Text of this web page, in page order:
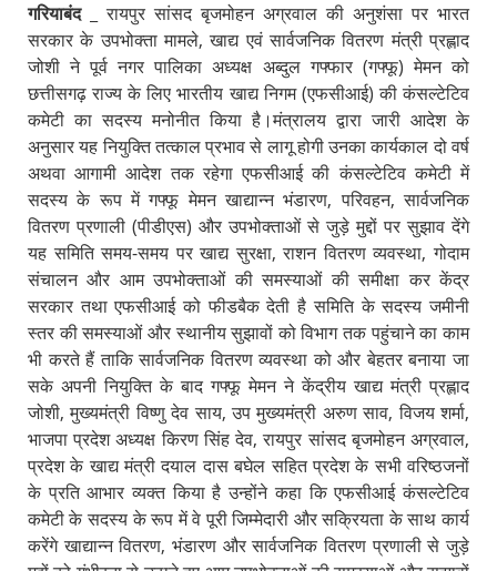
गरियाबंद_ रायपुर सांसद बृजमोहन अग्रवाल की अनुशंसा पर भारत
सरकार के उपभोक्ता मामले, खाद्य एवं सार्वजनिक वितरण मंत्री प्रह्लाद
जोशी ने पूर्व नगर पालिका अध्यक्ष अब्दुल गफ्फार (गफ्फू) मेमन को
छत्तीसगढ़ राज्य के लिए भारतीय खाद्य निगम (एफसीआई) की कंसल्टेटिव
कमेटी का सदस्य मनोनीत किया है।मंत्रालय द्वारा जारी आदेश के
अनुसार यह नियुक्ति तत्काल प्रभाव से लागू होगी उनका कार्यकाल दो वर्ष
अथवा आगामी आदेश तक रहेगा एफसीआई की कंसल्टेटिव कमेटी में
सदस्य के रूप में गफ्फू मेमन खाद्यान्न भंडारण, परिवहन, सार्वजनिक
वितरण प्रणाली (पीडीएस) और उपभोक्ताओं से जुड़े मुद्दों पर सुझाव देंगे
यह समिति समय-समय पर खाद्य सुरक्षा, राशन वितरण व्यवस्था, गोदाम
संचालन और आम उपभोक्ताओं की समस्याओं की समीक्षा कर केंद्र
सरकार तथा एफसीआई को फीडबैक देती है समिति के सदस्य जमीनी
स्तर की समस्याओं और स्थानीय सुझावों को विभाग तक पहुंचाने का काम
भी करते हैं ताकि सार्वजनिक वितरण व्यवस्था को और बेहतर बनाया जा
सके अपनी नियुक्ति के बाद गफ्फू मेमन ने केंद्रीय खाद्य मंत्री प्रह्लाद
जोशी, मुख्यमंत्री विष्णु देव साय, उप मुख्यमंत्री अरुण साव, विजय शर्मा,
भाजपा प्रदेश अध्यक्ष किरण सिंह देव, रायपुर सांसद बृजमोहन अग्रवाल,
प्रदेश के खाद्य मंत्री दयाल दास बघेल सहित प्रदेश के सभी वरिष्ठजनों
के प्रति आभार व्यक्त किया है उन्होंने कहा कि एफसीआई कंसल्टेटिव
कमेटी के सदस्य के रूप में वे पूरी जिम्मेदारी और सक्रियता के साथ कार्य
करेंगे खाद्यान्न वितरण, भंडारण और सार्वजनिक वितरण प्रणाली से जुड़े